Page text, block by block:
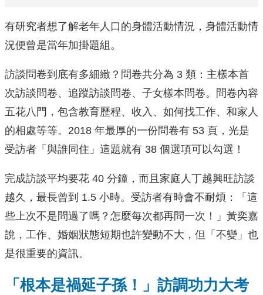
有研究者想了解老年人口的身體活動情況，身體活動情
況便曾是當年加掛題組。
訪談問卷到底有多細緻？問卷共分為 3 類：主樣本首
次訪談問卷、追蹤訪談問卷、子女樣本問卷。問卷內容
五花八門，包含教育歷程、收入、如何找工作、和家人
的相處等等。2018 年最厚的一份問卷有 53 頁，光是
受訪者「與誰同住」這題就有 38 個選項可以勾選！
完成訪談平均要花 40 分鐘，而且家庭人丁越興旺訪談
越久，最長曾到 1.5 小時。受訪者有時會不耐煩：「這
些上次不是問過了嗎？怎麼每次都再問一次！」黃奕嘉
說，工作、婚姻狀態短期也許變動不大，但「不變」也
是很重要的資訊。
「根本是禍延子孫！」訪調功力大考